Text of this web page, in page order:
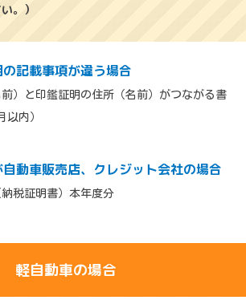
。）
記載事項が違う場合
前）と印鑑証明の住所（名前）がつながる書
以内）
動車販売店、クレジット会社の場合
税証明書）本年度分
軽自動車の場合